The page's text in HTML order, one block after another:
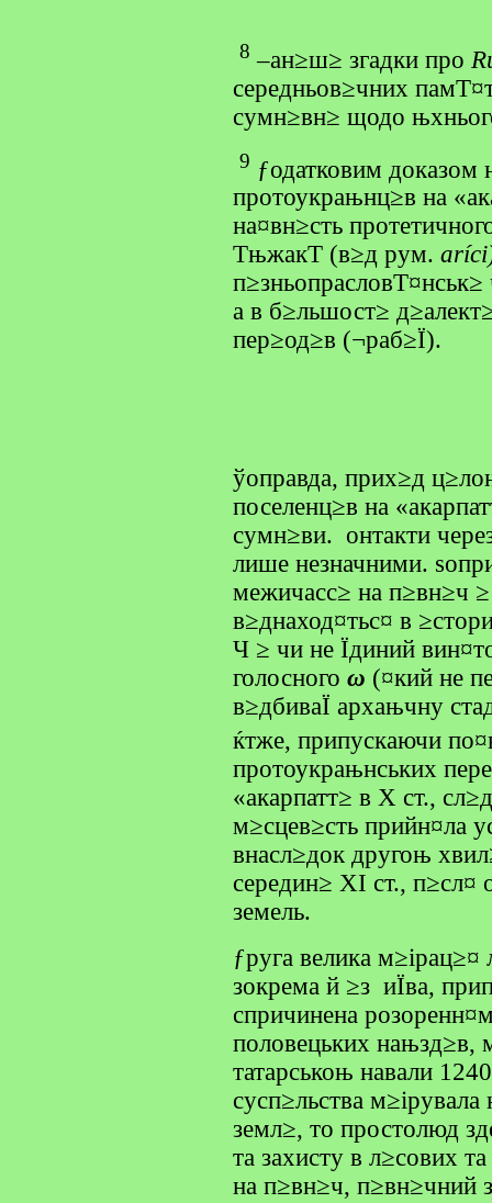
8 –ан≥ш≥ згадки про
середньов≥чних
сумн≥вн≥ щодо
9 ƒодатковим доказом
протоукрањнц≥в на
на¤вн≥сть
ТњжакТ (в≥д рум.
а в б≥льшост≥
пер≥од≥в (¬раб≥Ї).
ўоправда, прих≥д
поселенц≥в на
сумн≥ви. онтакти
лише незначними.
межичасс≥ на п≥вн≥ч
в≥днаход¤тьс¤ в
Ч ≥ чи не Їдиний
голосного ω (¤кий не
в≥дбиваЇ архањчну
ќтже, припускаючи
протоукрањнських
«акарпатт≥ в X ст.,
м≥сцев≥сть прийн¤ла
внасл≥док другоњ
середин≥ XI ст., п≥сл¤
земель.
ƒруга велика
зокрема й ≥з иЇва,
спричинена
половецьких нањзд≥в,
татарськоњ навали
сусп≥льства
земл≥, то простолюд
та захисту в л≥сових
на п≥вн≥ч, п≥вн≥чний